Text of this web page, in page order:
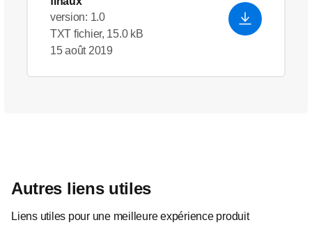
version: 1.0
TXT fichier, 15.0 kB
15 août 2019
Autres liens utiles
Liens utiles pour une meilleure expérience produit